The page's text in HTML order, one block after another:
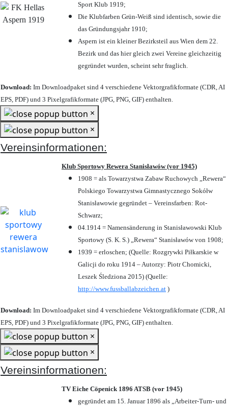
Sport Klub 1919;
Die Klubfarben Grün-Weiß sind identisch, sowie die
das Gründungsjahr 1910;
Aspern ist ein kleiner Bezirksteil aus Wien dem 22.
Bezirk und das hier gleich zwei Vereine gleichzeitig
gegründet wurden, scheint sehr fraglich.
Download: Im Downloadpaket sind 4 verschiedene Vektorgrafikformate (CDR, AI
EPS, PDF) und 3 Pixelgrafikformate (JPG, PNG, GIF) enthalten.
×
×
Vereinsinformationen:
Klub Sportowy Rewera Stanisławów (vor 1945)
1908 = als Towarzystwa Zabaw Ruchowych „Rewera“
Polskiego Towarzystwa Gimnastycznego Sokółw
Stanisławowie gegründet – Vereinsfarben: Rot-
Schwarz;
04.1914 = Namensänderung in Stanisławowski Klub
Sportowy (S. K. S.) „Rewera“ Stanisławów von 1908;
1939 = erloschen; (Quelle: Rozgrywki Piłkarskie w
Galicji do roku 1914 – Autorzy: Piotr Chomicki,
Leszek Śledziona 2015) (Quelle:
http://www.fussballabzeichen.at )
Download: Im Downloadpaket sind 4 verschiedene Vektorgrafikformate (CDR, AI
EPS, PDF) und 3 Pixelgrafikformate (JPG, PNG, GIF) enthalten.
×
×
Vereinsinformationen:
TV Eiche Cöpenick 1896 ATSB (vor 1945)
gegründet am 15. Januar 1896 als „Arbeiter-Turn- und